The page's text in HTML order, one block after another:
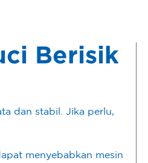
Berisik
dan stabil. Jika perlu,
menyebabkan mesin